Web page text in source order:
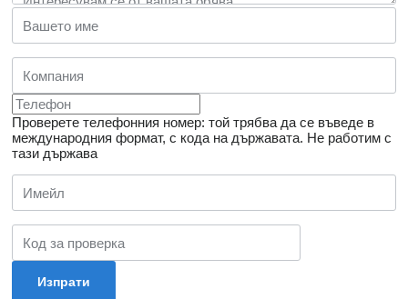
Проверете телефонния номер: той трябва да се въведе в
международния формат, с кода на държавата. Не работим с
тази държава